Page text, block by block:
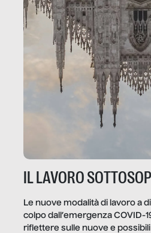
IL LAVORO
Le nuove modalità di lavoro a
colpo dall’emergenza COVID-
riflettere sulle nuove e